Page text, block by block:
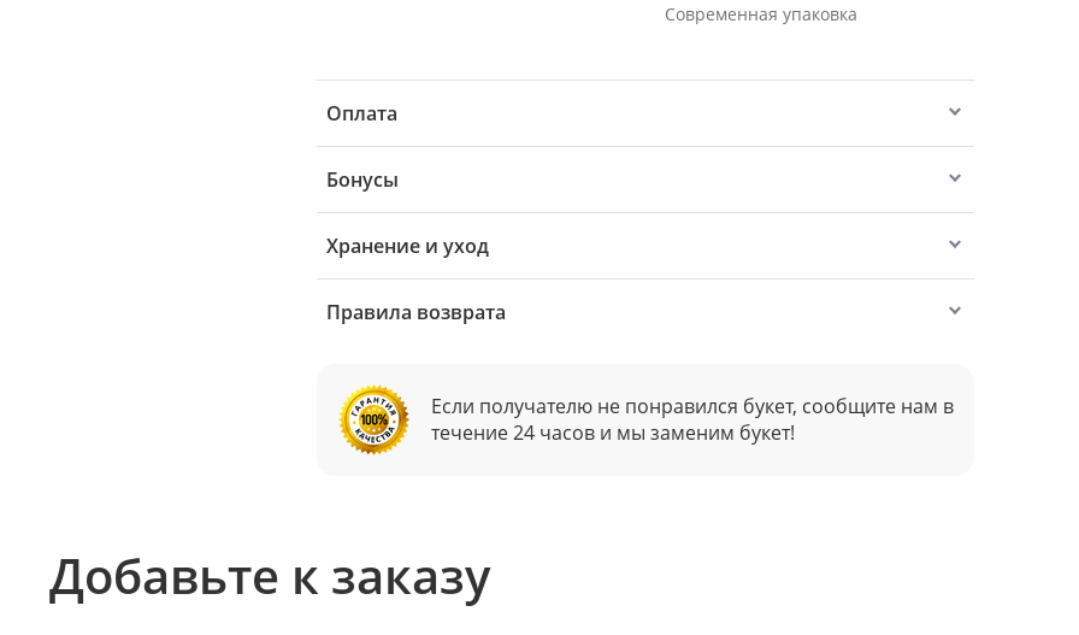
Современная упаковка
Оплата
Бонусы
Хранение и уход
Правила возврата
Если получателю не понравился букет, сообщите нам в
течение 24 часов и мы заменим букет!
Добавьте к заказу